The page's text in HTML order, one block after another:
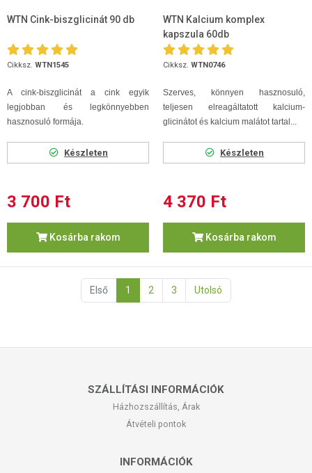
WTN Cink-biszglicinát 90 db
Cikksz. WTN1545
A cink-biszglicinát a cink egyik
legjobban és legkönnyebben
hasznosuló formája.
Készleten
3 700 Ft
Kosárba rakom
WTN Kalcium komplex
kapszula 60db
Cikksz. WTN0746
Szerves, könnyen hasznosuló,
teljesen elreagáltatott kalcium-
glicinátot és kalcium malátot tartal...
Készleten
4 370 Ft
Kosárba rakom
Első 1 2 3 Utolsó
SZÁLLÍTÁSI INFORMÁCIÓK
Házhozszállítás, Árak
Átvételi pontok
INFORMÁCIÓK